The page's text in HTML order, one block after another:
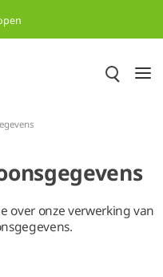
over onze verwerking van